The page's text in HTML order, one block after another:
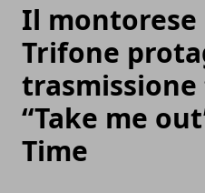
Il montorese
Trifone
“Take me
Time